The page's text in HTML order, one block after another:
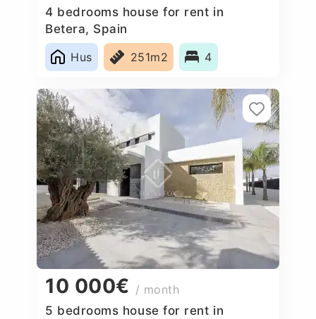
4 bedrooms house for rent in
Betera, Spain
Hus
251m2 4
10 000€ / month
5 bedrooms house for rent in